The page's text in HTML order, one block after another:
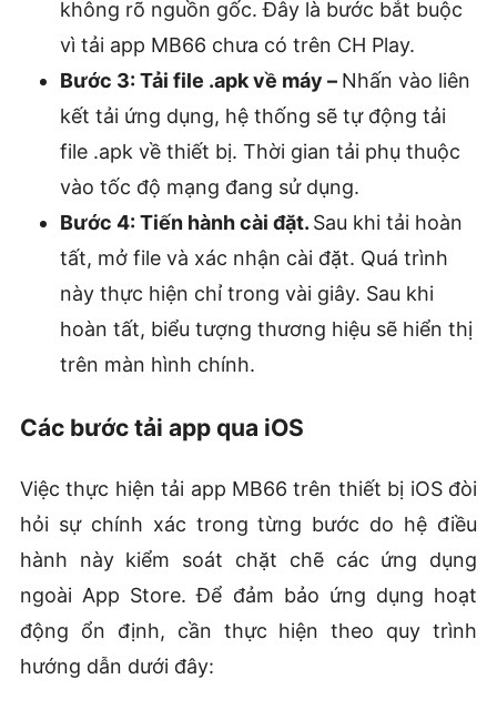
không rõ nguồn gốc. Đây là bước bắt buộc
vì tải app MB66 chưa có trên CH Play.
Bước 3: Tải file .apk về máy – Nhấn vào liên
kết tải ứng dụng, hệ thống sẽ tự động tải
file .apk về thiết bị. Thời gian tải phụ thuộc
vào tốc độ mạng đang sử dụng.
Bước 4: Tiến hành cài đặt. Sau khi tải hoàn
tất, mở file và xác nhận cài đặt. Quá trình
này thực hiện chỉ trong vài giây. Sau khi
hoàn tất, biểu tượng thương hiệu sẽ hiển thị
trên màn hình chính.
Các bước tải app qua iOS
Việc thực hiện tải app MB66 trên thiết bị iOS đòi
hỏi sự chính xác trong từng bước do hệ điều
hành này kiểm soát chặt chẽ các ứng dụng
ngoài App Store. Để đảm bảo ứng dụng hoạt
động ổn định, cần thực hiện theo quy trình
hướng dẫn dưới đây: